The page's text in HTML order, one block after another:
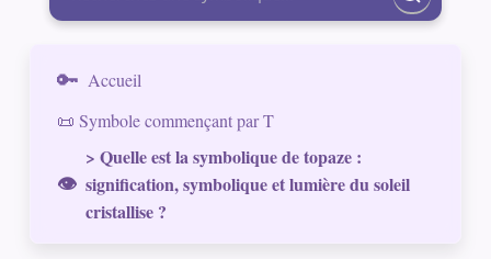
Accueil
📜 Symbole commençant par T
> Quelle est la symbolique de topaze :
signification, symbolique et lumière du soleil
cristallise ?